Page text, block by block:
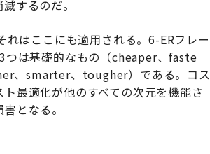
するのだ。
れはここにも適用される。6-ERフレー
つは基礎的なもの（cheaper、faste
、smarter、tougher）である。コス
最適化が他のすべての次元を機能さ
となる。